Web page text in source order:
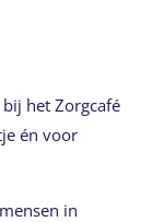
het Zorgcafé
én voor
in